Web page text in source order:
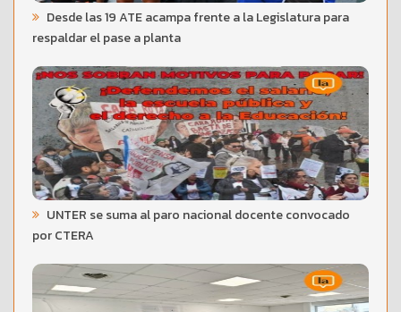
Desde las 19 ATE acampa frente a la Legislatura para
respaldar el pase a planta
UNTER se suma al paro nacional docente convocado
por CTERA